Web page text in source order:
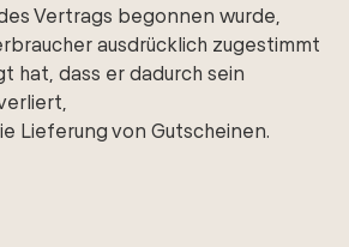
Vertrags begonnen wurde,
ausdrücklich zugestimmt
hat, dass er dadurch sein
Lieferung von Gutscheinen.